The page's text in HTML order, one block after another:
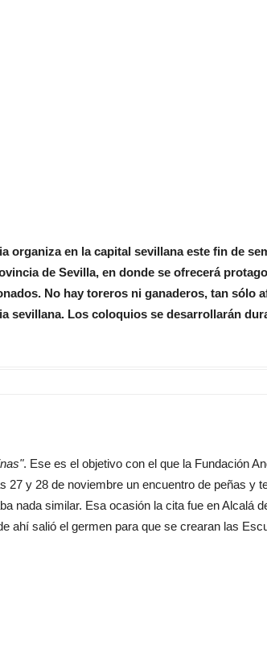
organiza en la capital sevillana este fin de
de Sevilla, en donde se ofrecerá
No hay toreros ni ganaderos, tan sólo
sevillana. Los coloquios se desarrollarán
. Ese es el objetivo con el que la Fundación
27 y 28 de noviembre un encuentro de peñas y
nada similar. Esa ocasión la cita fue en Alcalá
ahí salió el germen para que se crearan las